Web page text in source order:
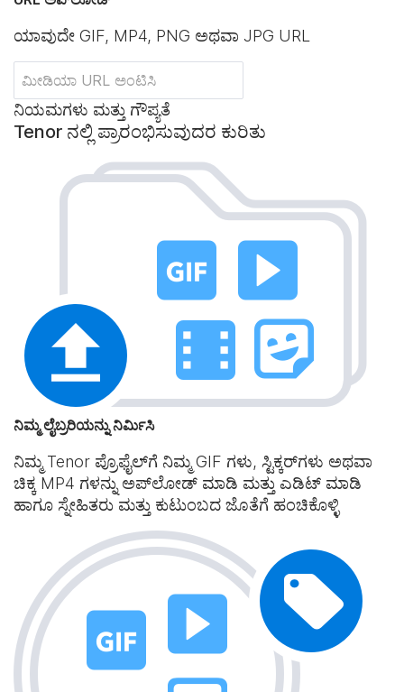
ಯಾವುದೇ GIF, MP4, PNG ಅಥವಾ JPG URL
ನಿಯಮಗಳು ಮತ್ತು ಗೌಪ್ಯತೆ
Tenor ನಲ್ಲಿ ಪ್ರಾರಂಭಿಸುವುದರ ಕುರಿತು
ನಿಮ್ಮ ಲೈಬ್ರರಿಯನ್ನು ನಿರ್ಮಿಸಿ
ನಿಮ್ಮ Tenor ಪ್ರೊಫೈಲ್‌ಗೆ ನಿಮ್ಮ GIF ಗಳು, ಸ್ಟಿಕ್ಕರ್‌ಗಳು ಅಥವಾ
ಚಿಕ್ಕ MP4 ಗಳನ್ನು ಅಪ್‌ಲೋಡ್ ಮಾಡಿ ಮತ್ತು ಎಡಿಟ್ ಮಾಡಿ
ಹಾಗೂ ಸ್ನೇಹಿತರು ಮತ್ತು ಕುಟುಂಬದ ಜೊತೆಗೆ ಹಂಚಿಕೊಳ್ಳಿ